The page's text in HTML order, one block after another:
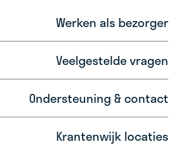
Werken als bezorger
Veelgestelde vragen
Ondersteuning & contact
Krantenwijk locaties